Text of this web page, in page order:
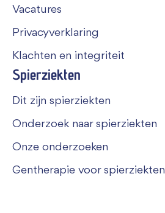
Vacatures
Privacyverklaring
Klachten en integriteit
Spierziekten
Dit zijn spierziekten
Onderzoek naar spierziekten
Onze onderzoeken
Gentherapie voor spierziekten